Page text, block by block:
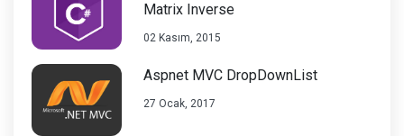
Matrix Inverse
02 Kasım, 2015
Aspnet MVC DropDownList
27 Ocak, 2017